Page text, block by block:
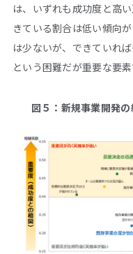
は、いずれも成功度と高
きている割合は低い傾向
は少ないが、できていれ
という困難だが重要な要
図５：新規事業開発